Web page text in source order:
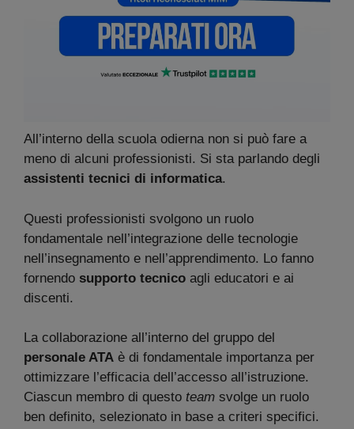
All’interno della scuola odierna non si può fare a
meno di alcuni professionisti. Si sta parlando degli
assistenti tecnici di informatica.
Questi professionisti svolgono un ruolo
fondamentale nell’integrazione delle tecnologie
nell’insegnamento e nell’apprendimento. Lo fanno
fornendo supporto tecnico agli educatori e ai
discenti.
La collaborazione all’interno del gruppo del
personale ATA è di fondamentale importanza per
ottimizzare l’efficacia dell’accesso all’istruzione.
Ciascun membro di questo team svolge un ruolo
ben definito, selezionato in base a criteri specifici.